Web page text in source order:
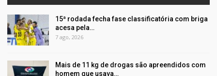
15ª rodada fecha fase classificatória com briga
acesa pela…
7 ago, 2026
Mais de 11 kg de drogas são apreendidos com
homem que usava…